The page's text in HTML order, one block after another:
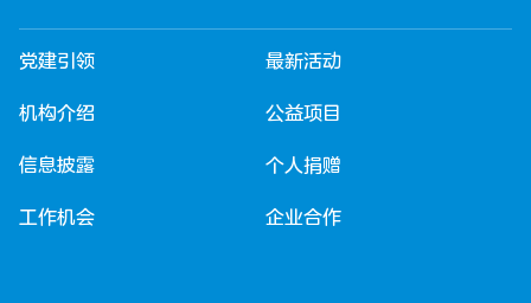
党建引领
机构介绍
信息披露
工作机会
最新活动
公益项目
个人捐赠
企业合作